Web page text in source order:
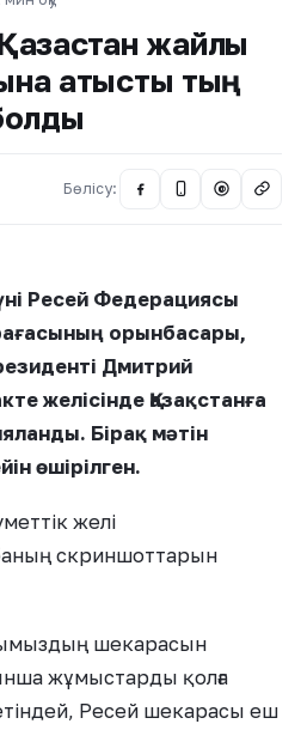
жайлы
қатысты тың
Бөлісу: @
Ресей Федерациясы
орынбасары,
Дмитрий
желісінде Қазақстанға
Бірақ мәтін
өшірілген.
желі
скриншоттарын
шекарасын
жұмыстарды қолға
Ресей шекарасы еш